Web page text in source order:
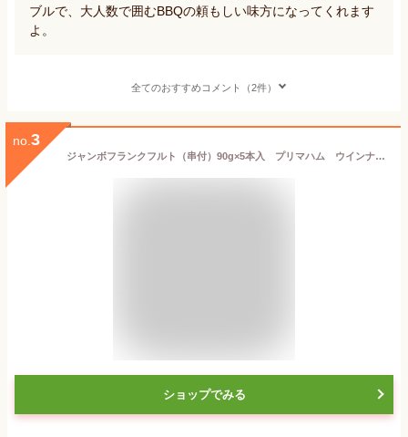
ブルで、大人数で囲むBBQの頼もしい味方になってくれます
よ。
全てのおすすめコメント（2件）
no. 3
ジャンボフランクフルト（串付）90g×5本入 プリマハム ウインナー 洋風料理 【冷凍食品】【業務用食材】【10800円以上で送料無料】
ショップでみる